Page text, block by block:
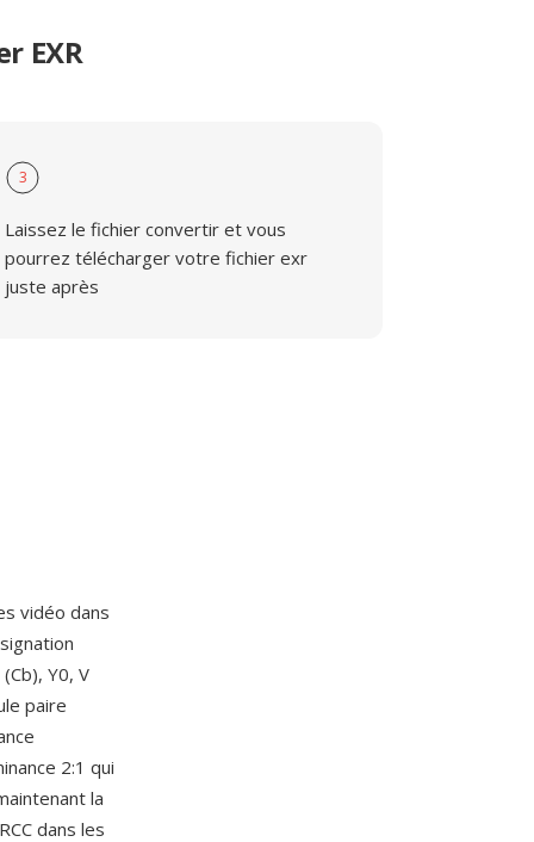
EXR
3
Laissez le fichier convertir et vous
pourrez télécharger votre fichier exr
juste après
vidéo dans
Y0, V
paire
2:1 qui
la
dans les